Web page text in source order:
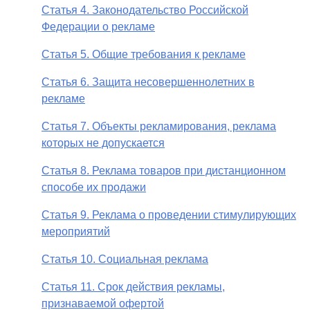
Статья 4. Законодательство Российской
Федерации о рекламе
Статья 5. Общие требования к рекламе
Статья 6. Защита несовершеннолетних в
рекламе
Статья 7. Объекты рекламирования, реклама
которых не допускается
Статья 8. Реклама товаров при дистанционном
способе их продажи
Статья 9. Реклама о проведении стимулирующих
мероприятий
Статья 10. Социальная реклама
Статья 11. Срок действия рекламы,
признаваемой офертой